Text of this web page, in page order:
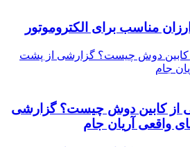
مناسب برای الکتروموتور
کابین دوش چیست؟ گزارشی از پشت
جام
از کابین دوش چیست؟ گزارشی
واقعی آریان جام